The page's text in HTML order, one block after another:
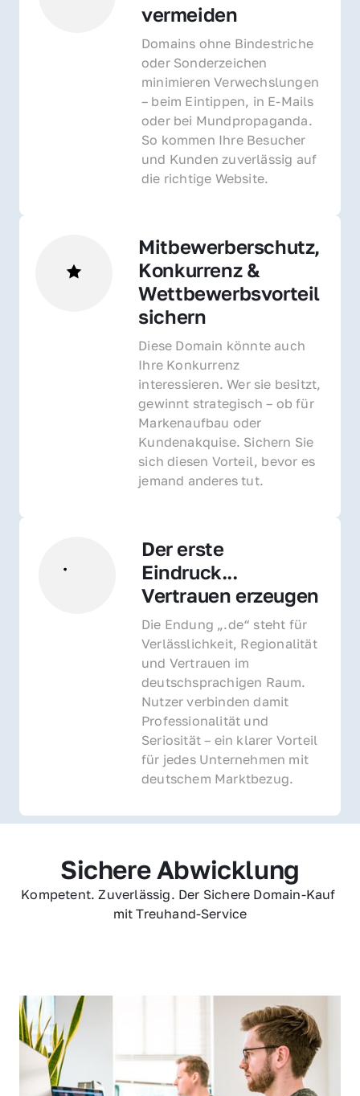
vermeiden
Domains ohne Bindestriche
oder Sonderzeichen
minimieren Verwechslungen
– beim Eintippen, in E-Mails
oder bei Mundpropaganda.
So kommen Ihre Besucher
und Kunden zuverlässig auf
die richtige Website.
Mitbewerberschutz,
Konkurrenz &
Wettbewerbsvorteil
sichern
Diese Domain könnte auch
Ihre Konkurrenz
interessieren. Wer sie besitzt,
gewinnt strategisch – ob für
Markenaufbau oder
Kundenakquise. Sichern Sie
sich diesen Vorteil, bevor es
jemand anderes tut.
Der erste
Eindruck...
Vertrauen erzeugen
Die Endung „.de“ steht für
Verlässlichkeit, Regionalität
und Vertrauen im
deutschsprachigen Raum.
Nutzer verbinden damit
Professionalität und
Seriosität – ein klarer Vorteil
für jedes Unternehmen mit
deutschem Marktbezug.
Sichere Abwicklung
Kompetent. Zuverlässig. Der Sichere Domain-Kauf
mit Treuhand-Service